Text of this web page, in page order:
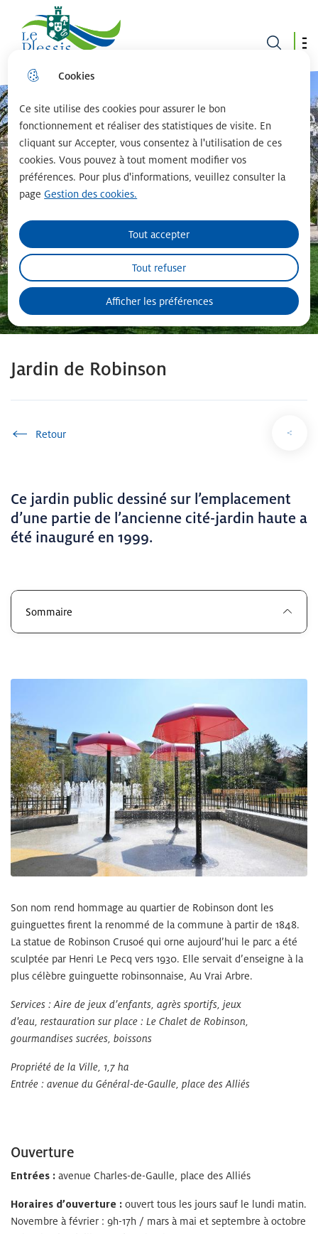
Cookies
Ce site utilise des cookies pour assurer le bon
fonctionnement et réaliser des statistiques de visite. En
cliquant sur Accepter, vous consentez à l'utilisation de ces
cookies. Vous pouvez à tout moment modifier vos
préférences. Pour plus d'informations, veuillez consulter la
page Gestion des cookies.
Afficher les préférences
Tout accepter
Tout refuser
Aller
menu
principal
Le plessis robinson
Jardin de Robinson
Accueil
Ce jardin public dessiné sur l’emplacement
d’une partie de l’ancienne cité-jardin haute a
été inauguré en 1999.
Sommaire
Son nom rend hommage au quartier de Robinson dont les
guinguettes firent la renommé de la commune à partir de 1848.
La statue de Robinson Crusoé qui orne aujourd’hui le parc a été
sculptée par Henri Le Pecq vers 1930. Elle servait d’enseigne à la
plus célèbre guinguette robinsonnaise, Au Vrai Arbre.
Services : Aire de jeux d’enfants, agrès sportifs, jeux
d'eau, restauration sur place : Le Chalet de Robinson,
gourmandises sucrées, boissons
Propriété de la Ville, 1,7 ha
Entrée : avenue du Général-de-Gaulle, place des Alliés
Ouverture
Entrées : avenue Charles-de-Gaulle, place des Alliés
Horaires d’ouverture : ouvert tous les jours sauf le lundi matin.
Novembre à février : 9h-17h / mars à mai et septembre à octobre